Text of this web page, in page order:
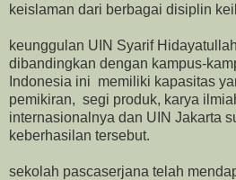
keislaman dari berbagai disiplin
keunggulan UIN Syarif
dibandingkan dengan kampus-
Indonesia ini memiliki kapasitas
pemikiran, segi produk, karya
internasionalnya dan UIN Jakarta
keberhasilan tersebut.
sekolah pascaserjana telah